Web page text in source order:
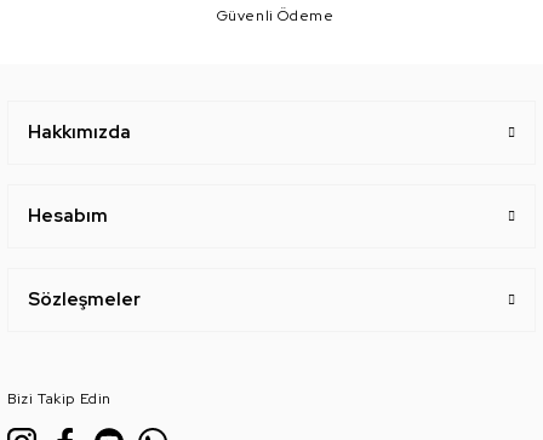
Güvenli Ödeme
Hakkımızda
Hesabım
Sözleşmeler
Bizi Takip Edin